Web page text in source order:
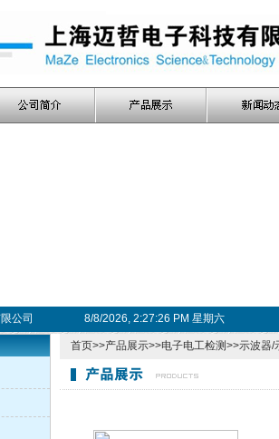
公司 8/8/2026, 2:27:26 PM 星期六
首页>>产品展示>>电子电工检测>>示波器/